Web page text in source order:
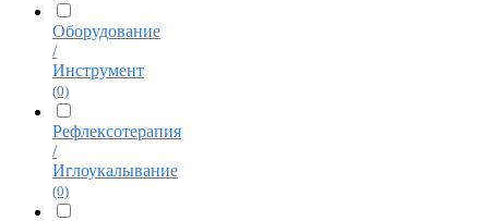
Оборудование
/
Инструмент
(0)
Рефлексотерапия
/
Иглоукалывание
(0)